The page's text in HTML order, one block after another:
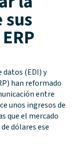
(EDI) y
han reformado
entre
unos ingresos de
que el mercado
dólares ese